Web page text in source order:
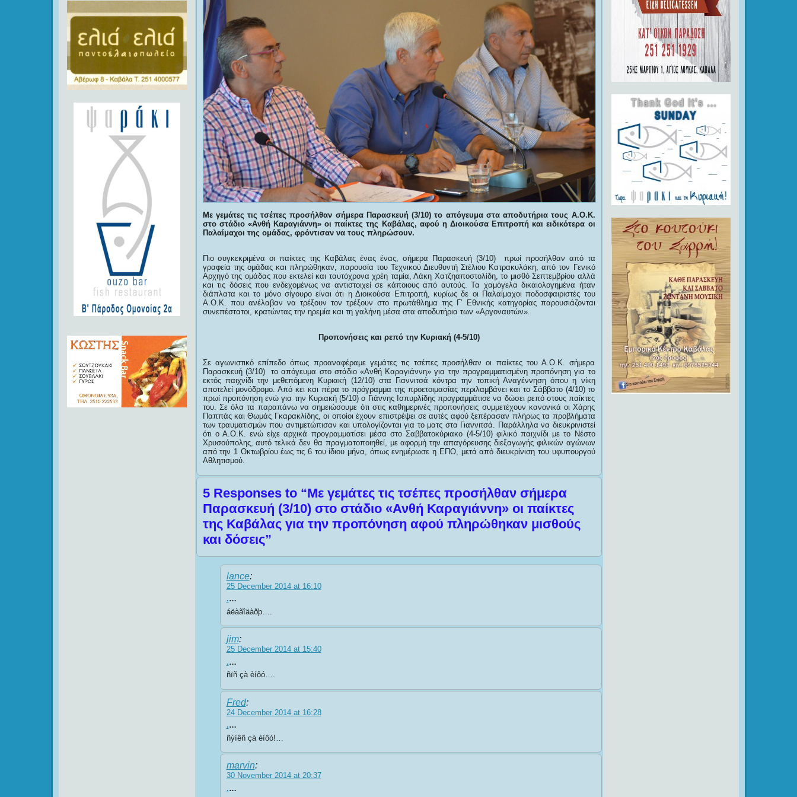
Με γεμάτες τις τσέπες προσήλθαν σήμερα Παρασκευή (3/10) το απόγευμα στα αποδυτήρια τους Α.Ο.Κ.
στο στάδιο «Ανθή Καραγιάννη» οι παίκτες της Καβάλας, αφού η Διοικούσα Επιτροπή και ειδικότερα οι
Παλαίμαχοι της ομάδας, φρόντισαν να τους πληρώσουν.
Πιο συγκεκριμένα οι παίκτες της Καβάλας ένας ένας, σήμερα Παρασκευή (3/10) πρωί προσήλθαν από τα
γραφεία της ομάδας και πληρώθηκαν, παρουσία του Τεχνικού Διευθυντή Στέλιου Κατρακυλάκη, από τον Γενικό
Αρχηγό της ομάδας που εκτελεί και ταυτόχρονα χρέη ταμία, Λάκη Χατζηαποστολίδη, το μισθό Σεπτεμβρίου αλλά
και τις δόσεις που ενδεχομένως να αντιστοιχεί σε κάποιους από αυτούς. Τα χαμόγελα δικαιολογημένα ήταν
διάπλατα και το μόνο σίγουρο είναι ότι η Διοικούσα Επιτροπή, κυρίως δε οι Παλαίμαχοι ποδοσφαιριστές του
Α.Ο.Κ. που ανέλαβαν να τρέξουν τον τρέξουν στο πρωτάθλημα της Γ’ Εθνικής κατηγορίας παρουσιάζονται
συνεπέστατοι, κρατώντας την ηρεμία και τη γαλήνη μέσα στα αποδυτήρια των «Αργοναυτών».
Προπονήσεις και ρεπό την Κυριακή (4-5/10)
Σε αγωνιστικό επίπεδο όπως προαναφέραμε γεμάτες τις τσέπες προσήλθαν οι παίκτες του Α.Ο.Κ. σήμερα
Παρασκευή (3/10) το απόγευμα στο στάδιο «Ανθή Καραγιάννη» για την προγραμματισμένη προπόνηση για το
εκτός παιχνίδι την μεθεπόμενη Κυριακή (12/10) στα Γιαννιτσά κόντρα την τοπική Αναγέννηση όπου η νίκη
αποτελεί μονόδρομο. Από κει και πέρα το πρόγραμμα της προετοιμασίας περιλαμβάνει και το Σάββατο (4/10) το
πρωί προπόνηση ενώ για την Κυριακή (5/10) ο Γιάννης Ισπυρλίδης προγραμμάτισε να δώσει ρεπό στους παίκτες
του. Σε όλα τα παραπάνω να σημειώσουμε ότι στις καθημερινές προπονήσεις συμμετέχουν κανονικά οι Χάρης
Παππάς και Θωμάς Γκαρακλίδης, οι οποίοι έχουν επιστρέψει σε αυτές αφού ξεπέρασαν πλήρως τα προβλήματα
των τραυματισμών που αντιμετώπισαν και υπολογίζονται για το ματς στα Γιαννιτσά. Παράλληλα να διευκρινιστεί
ότι ο Α.Ο.Κ. ενώ είχε αρχικά προγραμματίσει μέσα στο Σαββατοκύριακο (4-5/10) φιλικό παιχνίδι με το Νέστο
Χρυσούπολης, αυτό τελικά δεν θα πραγματοποιηθεί, με αφορμή την απαγόρευσης διεξαγωγής φιλικών αγώνων
από την 1 Οκτωβρίου έως τις 6 του ίδιου μήνα, όπως ενημέρωσε η ΕΠΟ, μετά από διευκρίνιση του υφυπουργού
Αθλητισμού.
5 Responses to “Με γεμάτες τις τσέπες προσήλθαν σήμερα
Παρασκευή (3/10) στο στάδιο «Ανθή Καραγιάννη» οι παίκτες
της Καβάλας για την προπόνηση αφού πληρώθηκαν μισθούς
και δόσεις”
lance:
25 December 2014 at 16:10
.…
áëàãîäàðþ….
jim:
25 December 2014 at 15:40
.…
ñïñ çà èíôó….
Fred:
24 December 2014 at 16:28
.…
ñýíêñ çà èíôó!…
marvin:
30 November 2014 at 20:37
.…